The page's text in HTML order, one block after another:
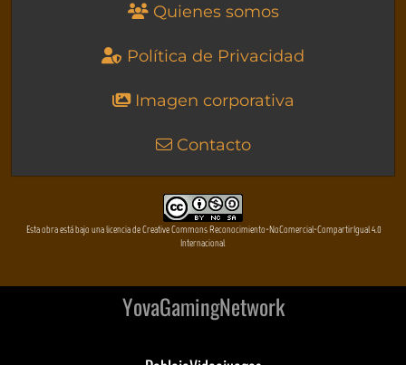
Quienes somos
Política de Privacidad
Imagen corporativa
Contacto
Esta obra está bajo una licencia de Creative Commons Reconocimiento-NoComercial-CompartirIgual 4.0
Internacional
YovaGamingNetwork